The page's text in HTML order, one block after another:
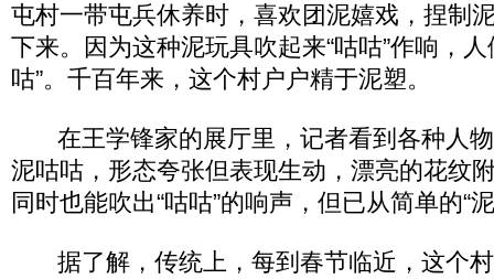
屯村一带屯兵休养时，喜欢团泥嬉戏，捏制
下来。因为这种泥玩具吹起来“咕咕”作响，
咕”。千百年来，这个村户户精于泥塑。
在王学锋家的展厅里，记者看到各种人物
泥咕咕，形态夸张但表现生动，漂亮的花纹
同时也能吹出“咕咕”的响声，但已从简单的“
据了解，传统上，每到春节临近，这个村